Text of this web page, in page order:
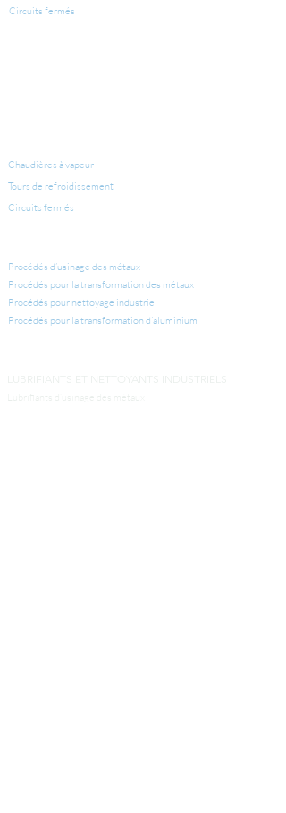
Circuits fermés
Chaudières à vapeur
Tours de refroidissement
Circuits fermés
Procédés d’usinage des métaux
Procédés pour la transformation des métaux
Procédés pour nettoyage industriel
Procédés pour la transformation d’aluminium